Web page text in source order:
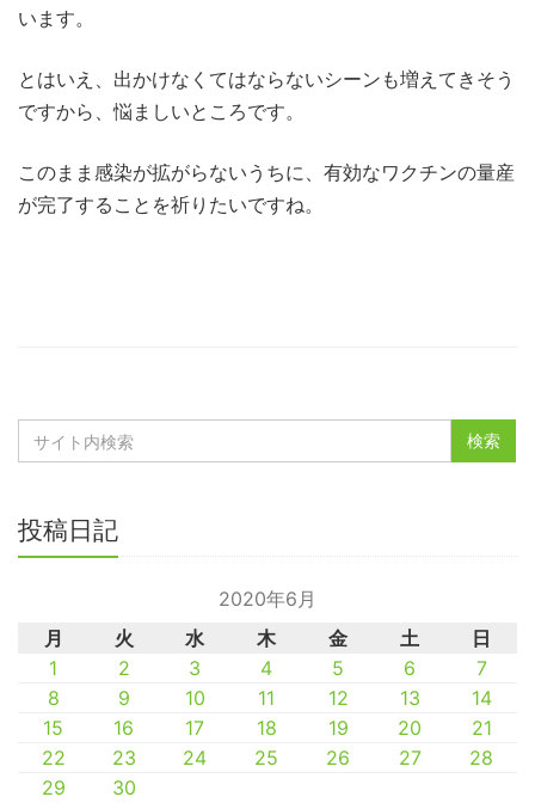
います。
とはいえ、出かけなくてはならないシーンも増えてきそう
ですから、悩ましいところです。
このまま感染が拡がらないうちに、有効なワクチンの量産
が完了することを祈りたいですね。
投稿日記
2020年6月
月
火 水 木 金 土
日
1
2 3 4 5 6
7
8
9 10 11 12 13
14
15
16 17 18 19 20
21
22
23 24 25 26 27
28
29
30